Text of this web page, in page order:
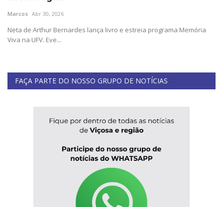
Oportunidade
Marcos Abr 30, 2026
Neta de Arthur Bernardes lança livro e estreia programa Memória
Viva na UFV. Eve...
FAÇA PARTE DO NOSSO GRUPO DE NOTÍCIAS